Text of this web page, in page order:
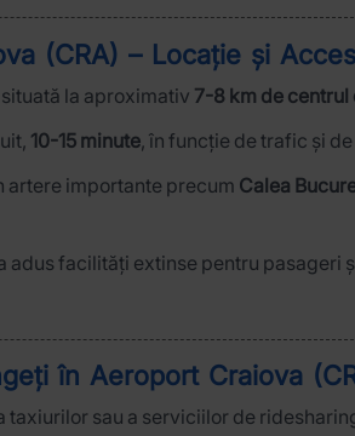
(CRA) – Locație și
la aproximativ 7-8 km de centrul
10-15 minute, în funcție de trafic și
artere importante precum Calea
facilități extinse pentru
în Aeroport Craiova
taxiurilor sau a serviciilor de